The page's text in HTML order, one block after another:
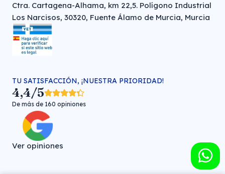
Ctra. Cartagena-Alhama, km 22,5. Polígono Industrial
Los Narcisos, 30320, Fuente Álamo de Murcia, Murcia
TU SATISFACCIÓN, ¡NUESTRA PRIORIDAD!
4,4/5
De más de 160 opiniones
Ver opiniones